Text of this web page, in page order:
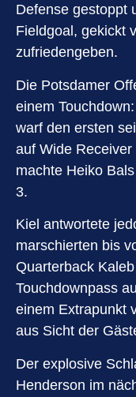
Defense gestoppt
Fieldgoal, gekickt
zufriedengeben.
Die Potsdamer
einem
warf den ersten
auf Wide
machte Heiko
3.
Kiel antwortete
marschierten bis
Quarterback
Touchdownpass
einem Extrapunkt
aus Sicht der
Der explosive
Henderson im